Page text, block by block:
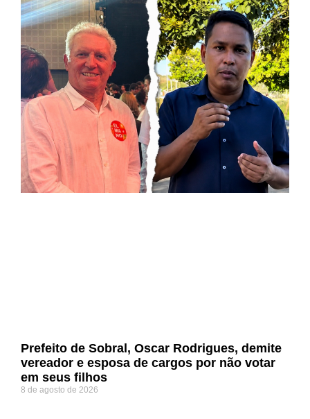
Prefeito de Sobral, Oscar Rodrigues, demite
vereador e esposa de cargos por não votar
em seus filhos
8 de agosto de 2026